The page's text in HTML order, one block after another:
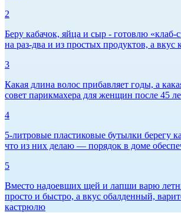
2
Беру кабачок, яйца и сыр - готовлю «клаб-
на раз-два и из простых продуктов, а вкус
3
Какая длина волос прибавляет годы, а
совет парикмахера для женщин после 45
4
5-литровые пластиковые бутылки берегу
что из них делаю — порядок в доме
5
Вместо надоевших щей и лапши варю
просто и быстро, а вкус обалденный,
кастрюлю